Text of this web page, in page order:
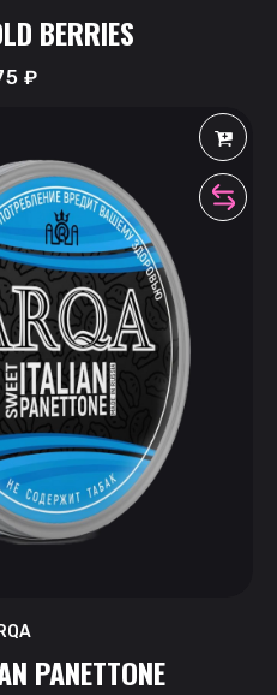
BERRIES
₽
PANETTONE